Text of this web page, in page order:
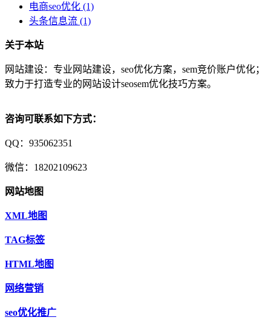
电商seo优化 (1)
头条信息流 (1)
关于本站
网站建设：专业网站建设，seo优化方案，sem竞价账户优化；
致力于打造专业的网站设计seosem优化技巧方案。
咨询可联系如下方式：
QQ：935062351
微信：18202109623
网站地图
XML地图
TAG标签
HTML地图
网络营销
seo优化推广